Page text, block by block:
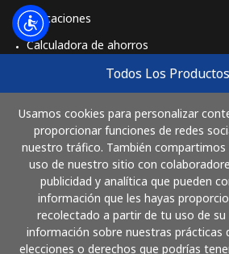
Todos Los Productos
Usamos cookies para personalizar
proporcionar funciones de redes
nuestro tráfico. También
uso de nuestro sitio con
publicidad y analítica que pueden
información que les hayas
recolectado a partir de tu uso de su
información sobre nuestras prácticas
elecciones o derechos que podrías
Aplicaciones
Calculadora de ahorros
Comprar
Cómo funciona
Paga con